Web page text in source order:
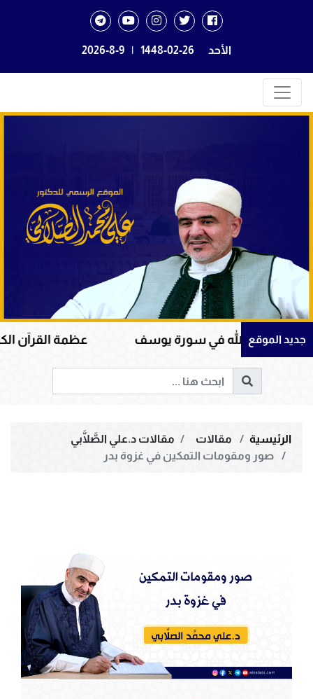
الأحد 1448-02-26
|
2026-8-9
جديد الموقع
في سورة يوسف عظمة القرآن الكريم في هداية
الرئيسية مقالات
مقالات د.علي الصَّلَّابي
صور ومقومات التمكين في غزوة بدر